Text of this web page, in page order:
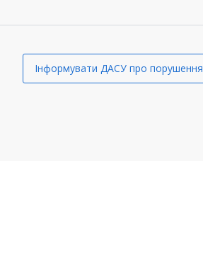
Інформувати ДАСУ про порушення